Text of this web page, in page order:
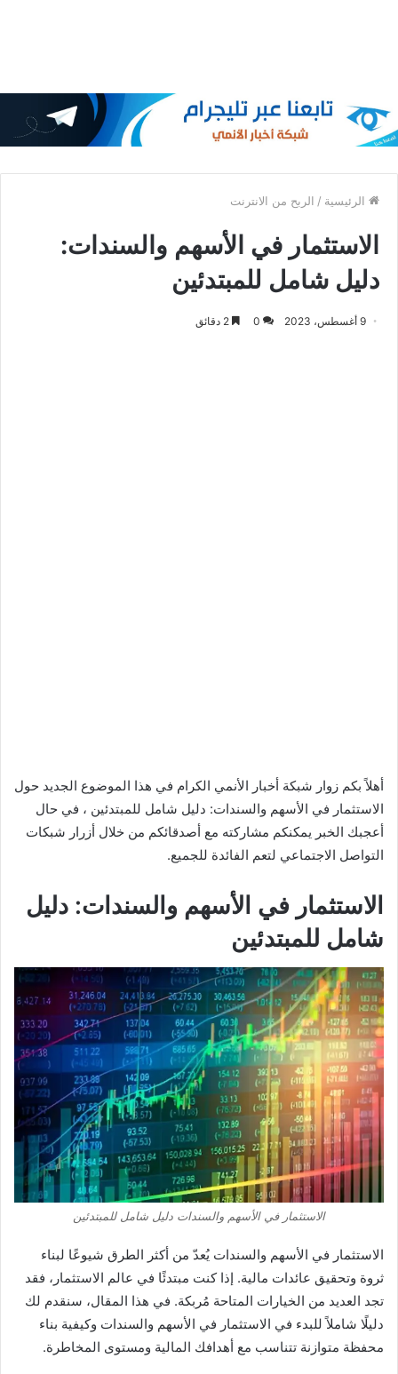
الرئيسية / الربح من الانترنت
الاستثمار في الأسهم والسندات:
دليل شامل للمبتدئين
9 أغسطس، 2023 0
أهلاً بكم زوار شبكة أخبار الأنمي الكرام في هذا الموضوع الجديد حول
الاستثمار في الأسهم والسندات: دليل شامل للمبتدئين ، في حال
أعجبك الخبر يمكنكم مشاركته مع أصدقائكم من خلال أزرار شبكات
التواصل الاجتماعي لتعم الفائدة للجميع.
الاستثمار في الأسهم والسندات: دليل
شامل للمبتدئين
الاستثمار في الأسهم والسندات دليل شامل للمبتدئين
الاستثمار في الأسهم والسندات يُعدّ من أكثر الطرق شيوعًا لبناء
ثروة وتحقيق عائدات مالية. إذا كنت مبتدئًا في عالم الاستثمار، فقد
تجد العديد من الخيارات المتاحة مُربكة. في هذا المقال، سنقدم لك
دليلًا شاملاً للبدء في الاستثمار في الأسهم والسندات وكيفية بناء
محفظة متوازنة تتناسب مع أهدافك المالية ومستوى المخاطرة.